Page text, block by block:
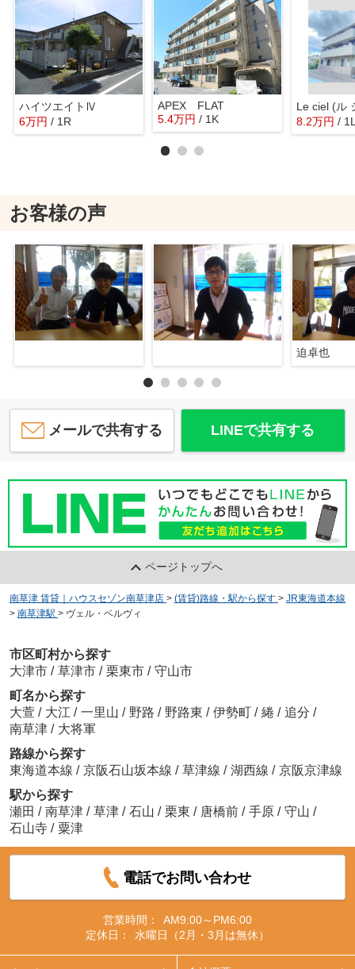
ハイツエイトⅣ
6万円 / 1R
APEX FLAT
5.4万円 / 1K
Le ciel (ル
8.2万円 /
お客様の声
迫卓也
メールで共有する LINEで共有する
ページトップへ
南草津 賃貸｜ハウスセゾン南草津店 > (賃貸)路線・駅から探す > JR東海道本線
> 南草津駅 > ヴェル・ベルヴィ
市区町村から探す
大津市 / 草津市 / 栗東市 / 守山市
町名から探す
大萱 / 大江 / 一里山 / 野路 / 野路東 / 伊勢町 / 綣 / 追分 /
南草津 / 大将軍
路線から探す
東海道本線 / 京阪石山坂本線 / 草津線 / 湖西線 / 京阪京津線
駅から探す
瀬田 / 南草津 / 草津 / 石山 / 栗東 / 唐橋前 / 手原 / 守山 /
石山寺 / 粟津
電話でお問い合わせ
営業時間：
AM9:00～PM6:00
定休日：
水曜日（2月・3月は無休）